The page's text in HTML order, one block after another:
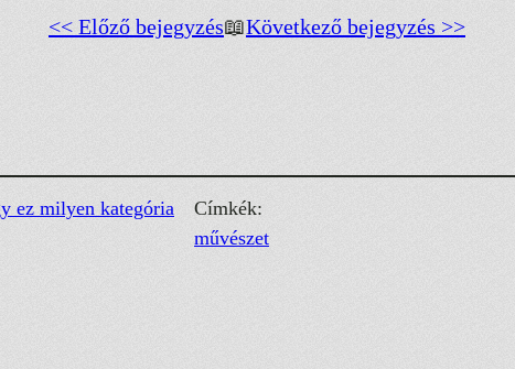
<< Előző bejegyzés📖Következő bejegyzés >>
ez milyen kategória
Címkék:
művészet